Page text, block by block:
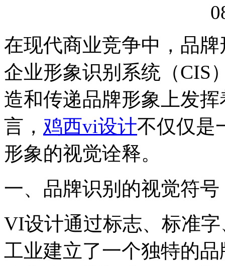
在现代商业竞争中，品
企业形象识别系统（CIS
造和传递品牌形象上发
言， 鸡西vi设计不仅仅是
形象的视觉诠释。
一、品牌识别的视觉符号
VI设计通过标志、标准
工业建立了一个独特的